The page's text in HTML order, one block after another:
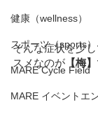
健康（wellness）
スポーツ（sports）
MARE Cycle Field
MARE イベントエ
そんな症状を少
スメなのが 【梅】